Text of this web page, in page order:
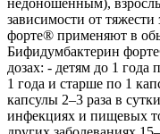
недоношенным),
зависимости от
форте® применяют в
Бифидумбактерин
дозах: - детям до 1 года
1 года и старше по 1
капсулы 2–3 раза в
инфекциях и пищевых